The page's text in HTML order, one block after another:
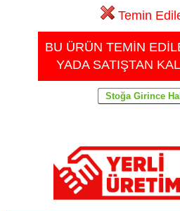
Temin
BU ÜRÜN TEMİN
YADA SATIŞTAN